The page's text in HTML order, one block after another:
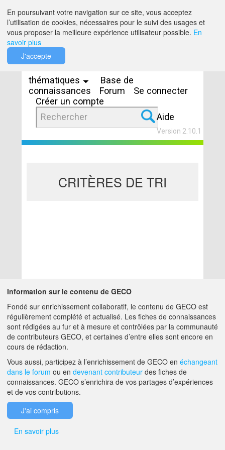
thématiques
Base de
connaissances
Forum
Se connecter
Créer un compte
Aide
Version 2.10.1
CRITÈRES DE TRI
Aucun résultat
A PROPOS DE GECO AIDE
F.A.Q. NOUS CONTACTER
En poursuivant votre navigation sur ce site, vous acceptez
l’utilisation de cookies, nécessaires pour le suivi des usages et
vous proposer la meilleure expérience utilisateur possible. En
savoir plus
J'accepte
Information sur le contenu de GECO
Fondé sur enrichissement collaboratif, le contenu de GECO est
régulièrement complété et actualisé. Les fiches de connaissances
sont rédigées au fur et à mesure et contrôlées par la communauté
de contributeurs GECO, et certaines d’entre elles sont encore en
cours de rédaction.
Vous aussi, participez à l’enrichissement de GECO en échangeant
dans le forum ou en devenant contributeur des fiches de
connaissances. GECO s’enrichira de vos partages d’expériences
et de vos contributions.
J'ai compris
En savoir plus